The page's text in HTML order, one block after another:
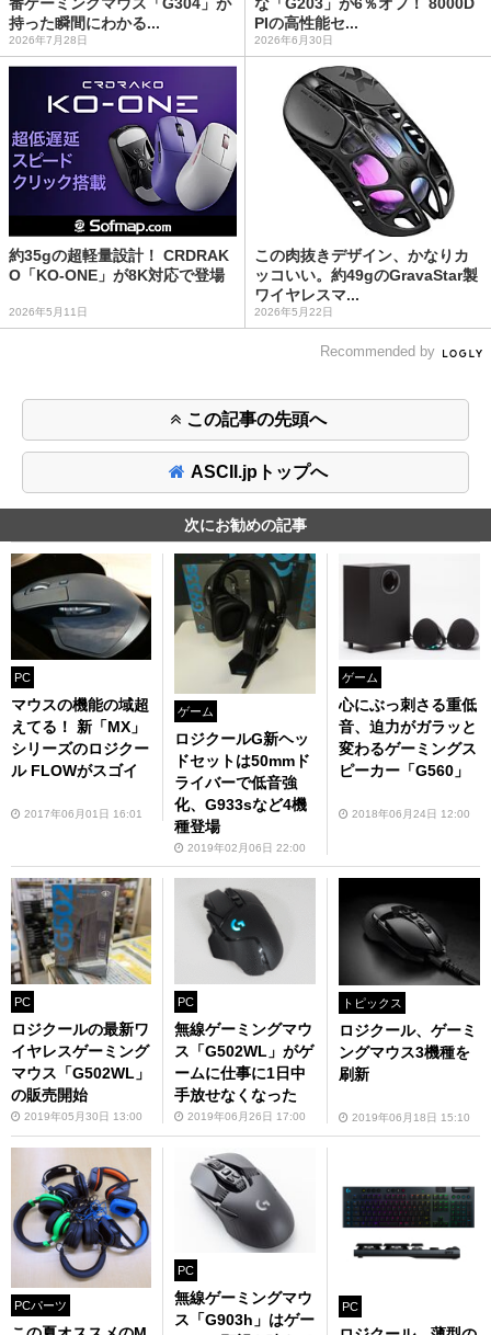
持った瞬間にわかる...
2026年7月28日
PIの高性能セ...
2026年6月30日
約35gの超軽量設計！ CRDRAK
O「KO-ONE」が8K対応で登場
2026年5月11日
この肉抜きデザイン、かなりカ
ッコいい。約49gのGravaStar製
ワイヤレスマ...
2026年5月22日
Recommended by
この記事の先頭へ
ASCII.jpトップへ
次にお勧めの記事
PC
マウスの機能の域超
えてる！ 新「MX」
シリーズのロジクー
ル FLOWがスゴイ
2017年06月01日 16:01
ゲーム
ロジクールG新ヘッ
ドセットは50mmド
ライバーで低音強
化、G933sなど4機
種登場
2019年02月06日 22:00
ゲーム
心にぶっ刺さる重低
音、迫力がガラッと
変わるゲーミングス
ピーカー「G560」
2018年06月24日 12:00
PC
ロジクールの最新ワ
イヤレスゲーミング
マウス「G502WL」
の販売開始
2019年05月30日 13:00
PC
無線ゲーミングマウ
ス「G502WL」がゲ
ームに仕事に1日中
手放せなくなった
2019年06月26日 17:00
トピックス
ロジクール、ゲーミ
ングマウス3機種を
刷新
2019年06月18日 15:10
PCパーツ
PC
無線ゲーミングマウ
ス「G903h」はゲー
PC